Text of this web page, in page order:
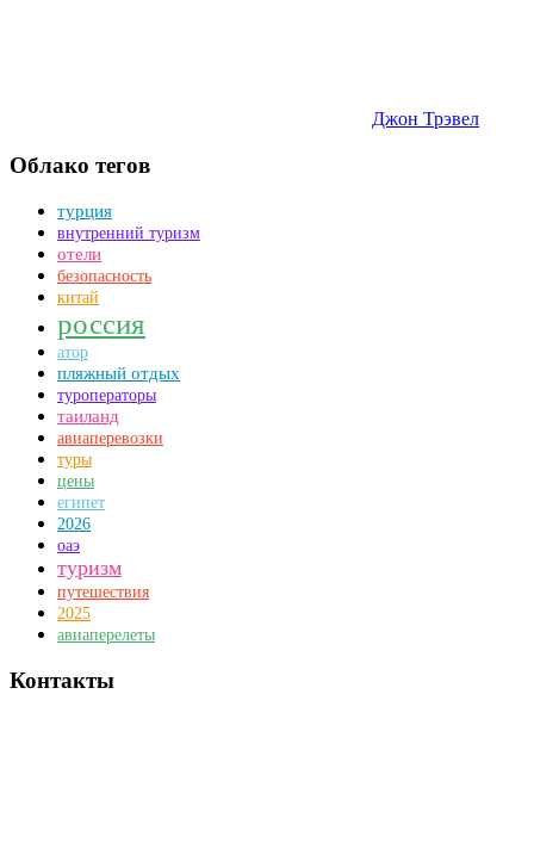
Джон Трэвел
Облако тегов
турция
внутренний туризм
отели
безопасность
китай
россия
атор
пляжный отдых
туроператоры
таиланд
авиаперевозки
туры
цены
египет
2026
оаэ
туризм
путешествия
2025
авиаперелеты
Контакты